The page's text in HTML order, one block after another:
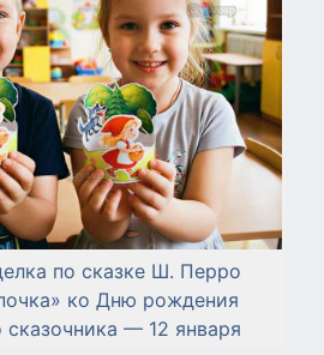
по сказке Ш. Перро
ко Дню рождения
сказочника — 12 января